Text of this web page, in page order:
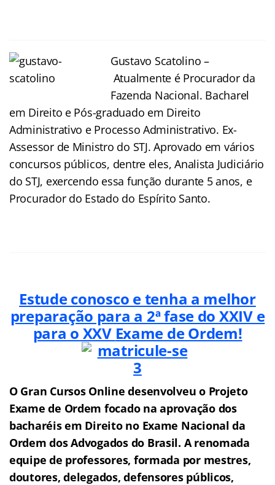
Gustavo Scatolino –
Atualmente é Procurador da
Fazenda Nacional. Bacharel
em Direito e Pós-graduado em Direito
Administrativo e Processo Administrativo. Ex-
Assessor de Ministro do STJ. Aprovado em vários
concursos públicos, dentre eles, Analista Judiciário
do STJ, exercendo essa função durante 5 anos, e
Procurador do Estado do Espírito Santo.
Estude conosco e tenha a melhor
preparação para a 2ª fase do XXIV e
para o XXV Exame de Ordem!
O Gran Cursos Online desenvolveu o Projeto
Exame de Ordem focado na aprovação dos
bacharéis em Direito no Exame Nacional da
Ordem dos Advogados do Brasil. A renomada
equipe de professores, formada por mestres,
doutores, delegados, defensores públicos,